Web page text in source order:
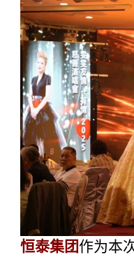
恒泰集团作为本